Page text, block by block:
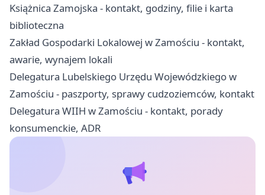
Książnica Zamojska - kontakt, godziny, filie i karta
biblioteczna
Zakład Gospodarki Lokalowej w Zamościu - kontakt,
awarie, wynajem lokali
Delegatura Lubelskiego Urzędu Wojewódzkiego w
Zamościu - paszporty, sprawy cudzoziemców, kontakt
Delegatura WIIH w Zamościu - kontakt, porady
konsumenckie, ADR